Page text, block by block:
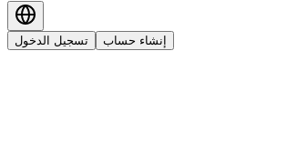
تسجيل الدخول إنشاء حساب